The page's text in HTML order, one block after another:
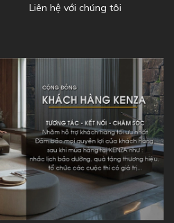
Liên hệ với chúng tôi